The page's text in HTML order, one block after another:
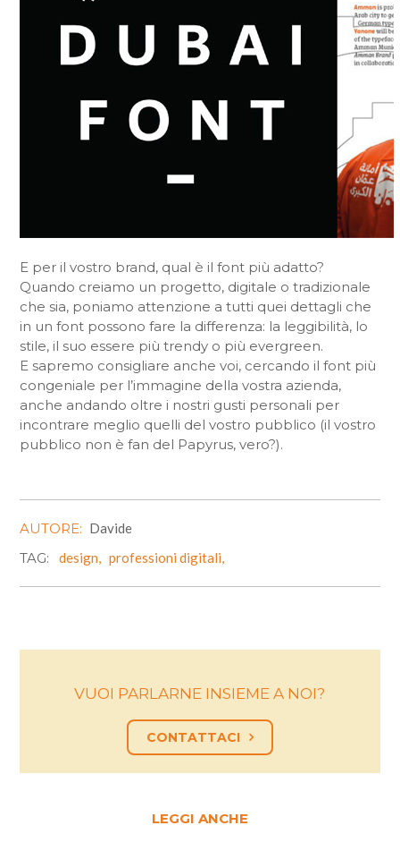
E per il vostro brand, qual è il font più adatto?
Quando creiamo un progetto, digitale o tradizionale
che sia, poniamo attenzione a tutti quei dettagli che
in un font possono fare la differenza: la leggibilità, lo
stile, il suo essere più trendy o più evergreen.
E sapremo consigliare anche voi, cercando il font più
congeniale per l’immagine della vostra azienda,
anche andando oltre i nostri gusti personali per
incontrare meglio quelli del vostro pubblico (il vostro
pubblico non è fan del Papyrus, vero?).
AUTORE: Davide
TAG: design, professioni digitali,
VUOI PARLARNE INSIEME A NOI?
CONTATTACI
LEGGI ANCHE